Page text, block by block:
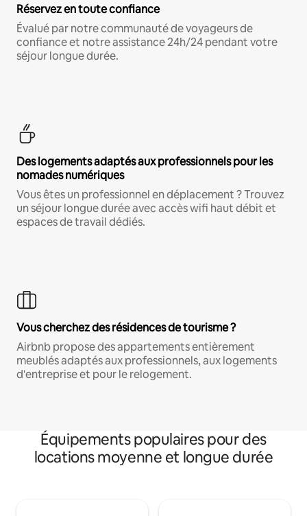
Réservez en toute confiance
Évalué par notre communauté de voyageurs de
confiance et notre assistance 24h/24 pendant votre
séjour longue durée.
Des logements adaptés aux professionnels pour les
nomades numériques
Vous êtes un professionnel en déplacement ? Trouvez
un séjour longue durée avec accès wifi haut débit et
espaces de travail dédiés.
Vous cherchez des résidences de tourisme ?
Airbnb propose des appartements entièrement
meublés adaptés aux professionnels, aux logements
d'entreprise et pour le relogement.
Équipements populaires pour des
locations moyenne et longue durée